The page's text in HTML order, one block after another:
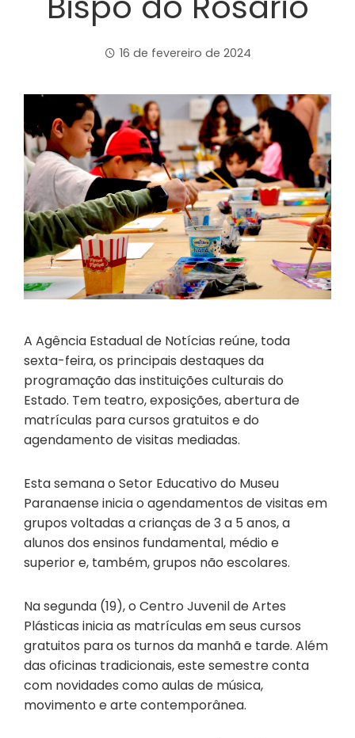
16 de fevereiro de 2024
A Agência Estadual de Notícias reúne, toda
sexta-feira, os principais destaques da
programação das instituições culturais do
Estado. Tem teatro, exposições, abertura de
matrículas para cursos gratuitos e do
agendamento de visitas mediadas.
Esta semana o Setor Educativo do Museu
Paranaense inicia o agendamentos de visitas em
grupos voltadas a crianças de 3 a 5 anos, a
alunos dos ensinos fundamental, médio e
superior e, também, grupos não escolares.
Na segunda (19), o Centro Juvenil de Artes
Plásticas inicia as matrículas em seus cursos
gratuitos para os turnos da manhã e tarde. Além
das oficinas tradicionais, este semestre conta
com novidades como aulas de música,
movimento e arte contemporânea.